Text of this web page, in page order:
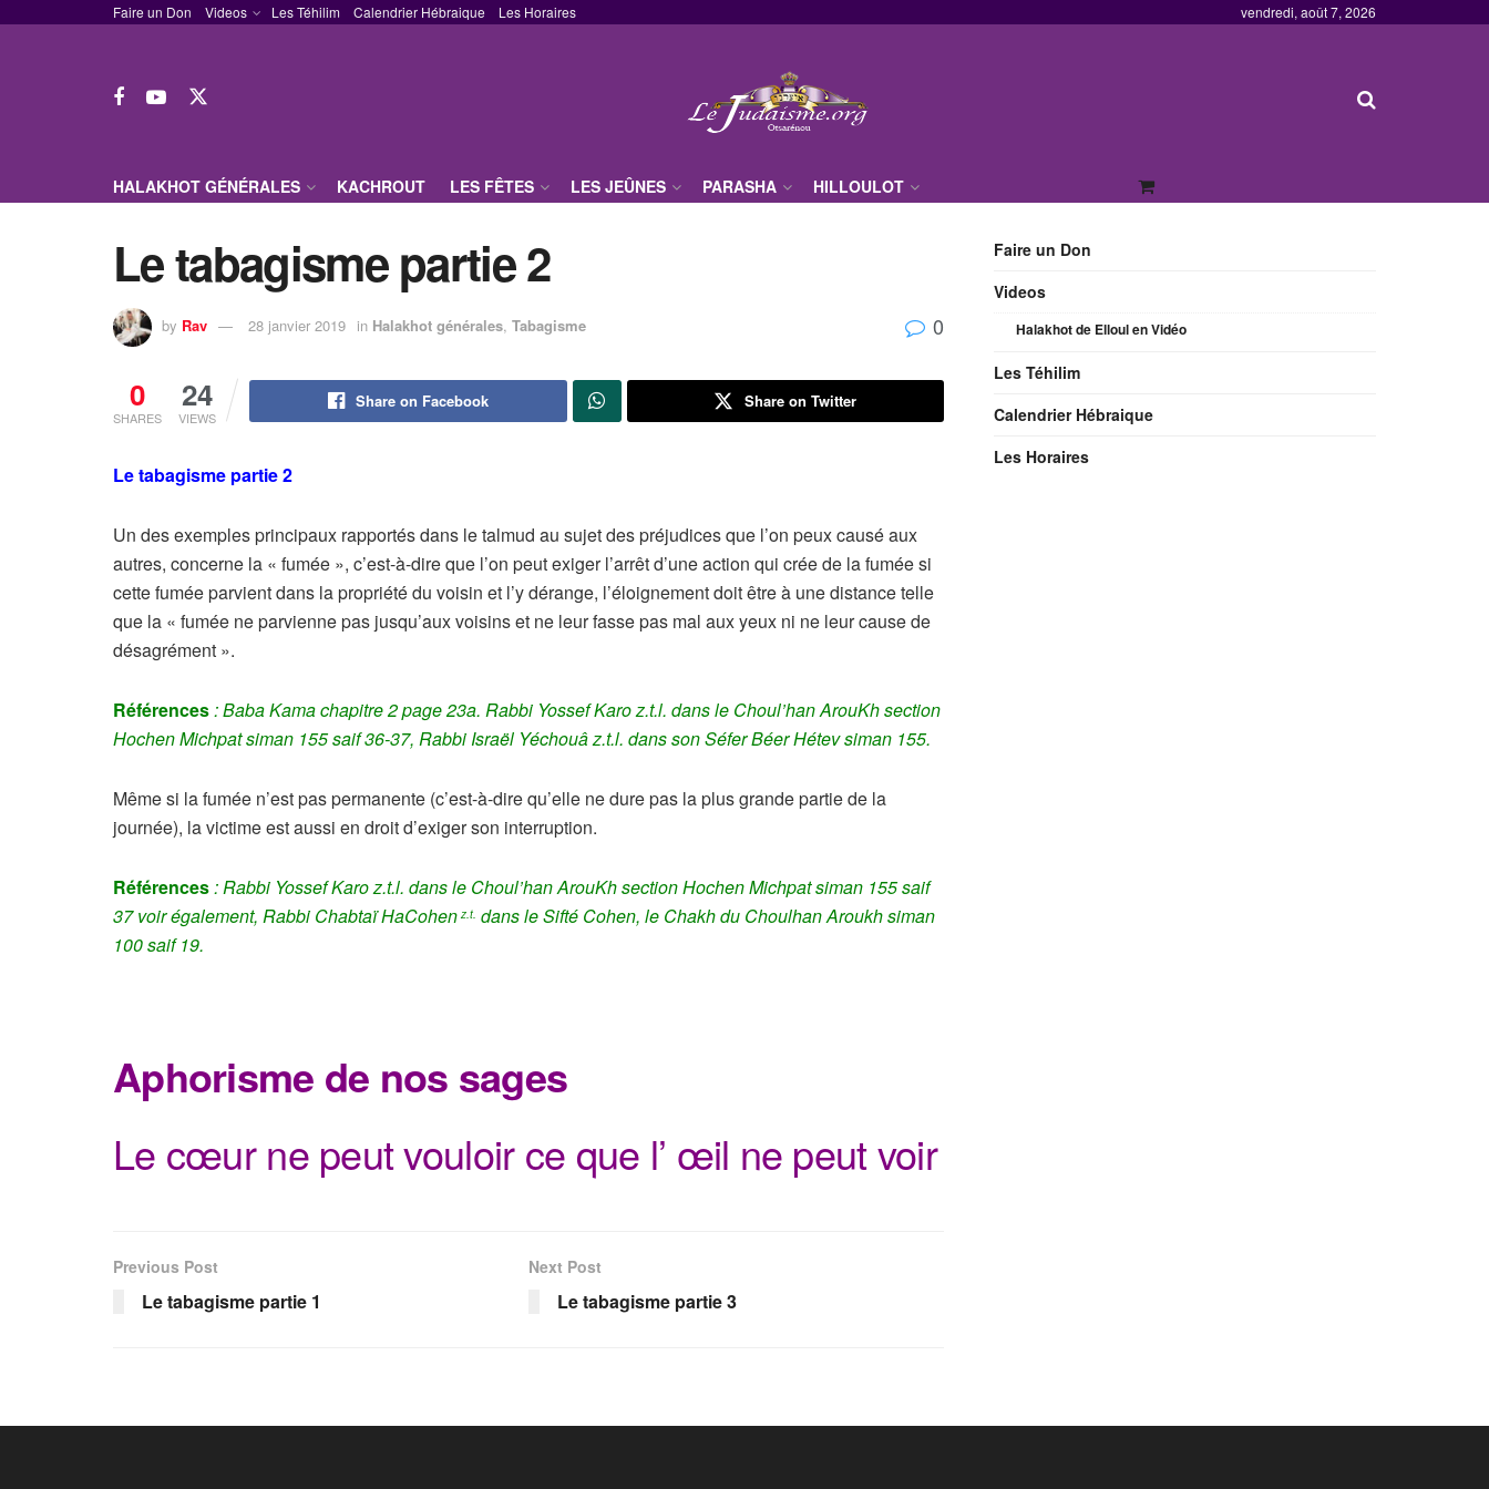
Faire un Don Videos Les Téhilim Calendrier Hébraique Les Horaires vendredi, août 7, 2026
HALAKHOT GÉNÉRALES KACHROUT LES FÊTES LES JEÛNES PARASHA HILLOULOT
Le tabagisme partie 2
by Rav 28 janvier 2019 in Halakhot générales, Tabagisme 0
0
SHARES
24
VIEWS
Share on Facebook Share on Twitter
Le tabagisme partie 2
Un des exemples principaux rapportés dans le talmud au sujet des préjudices que l’on peux causé aux
autres, concerne la « fumée », c’est-à-dire que l’on peut exiger l’arrêt d’une action qui crée de la fumée si
cette fumée parvient dans la propriété du voisin et l’y dérange, l’éloignement doit être à une distance telle
que la « fumée ne parvienne pas jusqu’aux voisins et ne leur fasse pas mal aux yeux ni ne leur cause de
désagrément ».
Références: Baba Kama chapitre 2 page 23a. Rabbi Yossef Karo z.t.l. dans le Choul’han ArouKh section
Hochen Michpat siman 155 saif 36-37, Rabbi Israël Yéchouâ z.t.l. dans son Séfer Béer Hétev siman 155.
Même si la fumée n’est pas permanente (c’est-à-dire qu’elle ne dure pas la plus grande partie de la
journée), la victime est aussi en droit d’exiger son interruption.
Références: Rabbi Yossef Karo z.t.l. dans le Choul’han ArouKh section Hochen Michpat siman 155 saif
37 voir également, Rabbi Chabtaï HaCohen z.t. dans le Sifté Cohen, le Chakh du Choulhan Aroukh siman
100 saif 19.
Aphorisme de nos sages
Le cœur ne peut vouloir ce que l’ œil ne peut voir
Previous Post
Le tabagisme partie 1
Next Post
Le tabagisme partie 3
Faire un Don
Videos
Halakhot de Elloul en Vidéo
Les Téhilim
Calendrier Hébraique
Les Horaires